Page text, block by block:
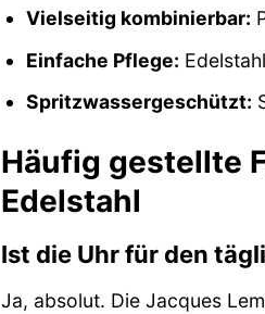
Vielseitig kombinierbar:
Einfache Pflege:
Spritzwassergeschützt:
Häufig gestellte
Edelstahl
Ist die Uhr für den
Ja, absolut. Die Jacques